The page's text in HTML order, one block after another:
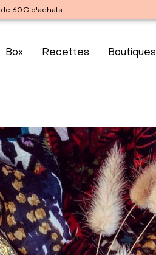
de 60€ d'achats
Box Recettes Boutiques